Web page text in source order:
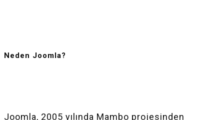
Neden Joomla?
Joomla, 2005 yılında Mambo projesinden